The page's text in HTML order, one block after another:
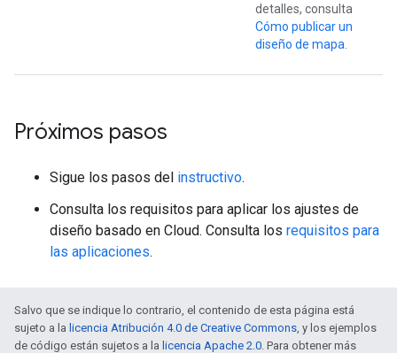
detalles, consulta
Cómo publicar un
diseño de mapa
Próximos pasos
Sigue los pasos del instructivo.
Consulta los requisitos para aplicar los ajustes de
diseño basado en Cloud. Consulta los requisitos para
las aplicaciones.
Salvo que se indique lo contrario, el contenido de esta página está
sujeto a la licencia Atribución 4.0 de Creative Commons , y los ejemplos
de código están sujetos a la licencia Apache 2.0 . Para obtener más